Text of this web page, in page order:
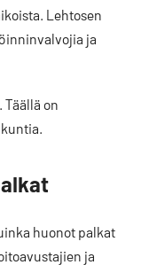
Lehtosen
ja
on
huonot palkat
ja